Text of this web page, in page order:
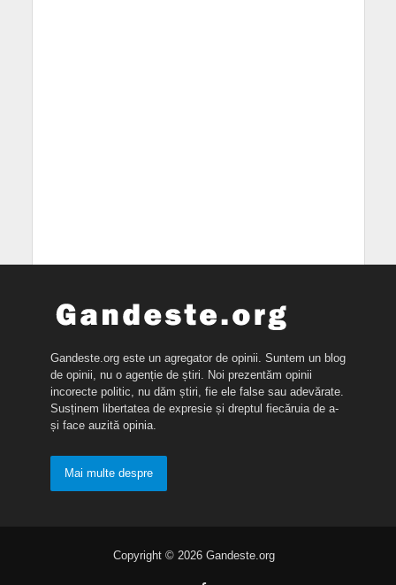
Gandeste.org este un agregator de opinii. Suntem un blog
de opinii, nu o agenție de știri. Noi prezentăm opinii
incorecte politic, nu dăm știri, fie ele false sau adevărate.
Susținem libertatea de expresie și dreptul fiecăruia de a-
și face auzită opinia.
Mai multe despre
Copyright © 2026 Gandeste.org